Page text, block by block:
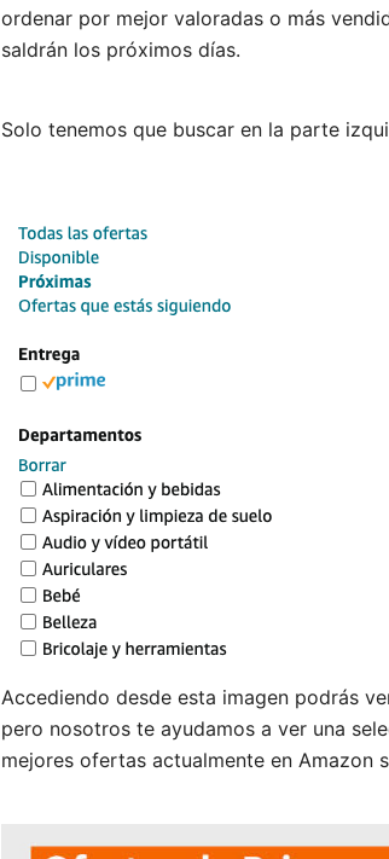
ordenar por mejor valoradas o más
saldrán los próximos días.
Solo tenemos que buscar en la parte
Accediendo desde esta imagen podrás
pero nosotros te ayudamos a ver una
mejores ofertas actualmente en Amazon